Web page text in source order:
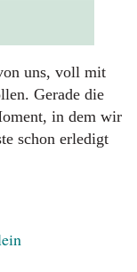
uns, voll mit
Gerade die
in dem wir
schon erledigt